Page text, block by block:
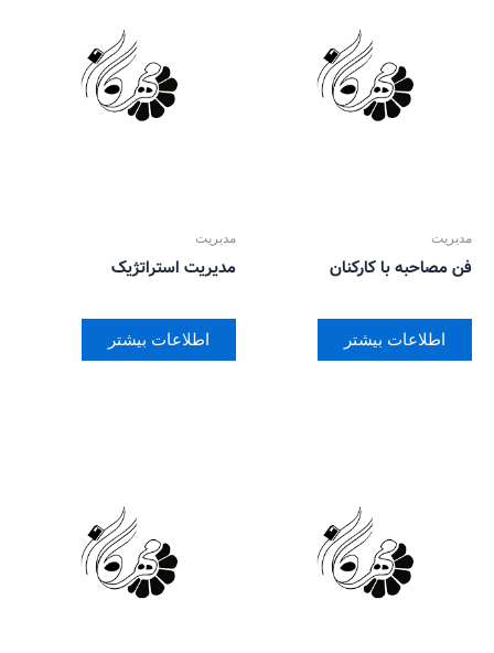
مدیریت
فن مصاحبه با کارکنان
اطلاعات بیشتر
مدیریت
مدیریت استراتژیک
اطلاعات بیشتر